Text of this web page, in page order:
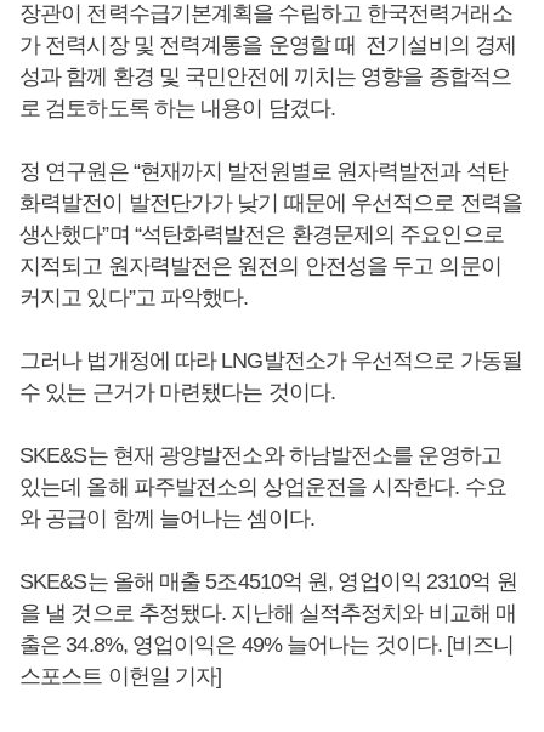
장관이 전력수급기본계획을 수립하고 한국전력거래소
가 전력시장 및 전력계통을 운영할 때 전기설비의 경제
성과 함께 환경 및 국민안전에 끼치는 영향을 종합적으
로 검토하도록 하는 내용이 담겼다.
정 연구원은 “현재까지 발전원별로 원자력발전과 석탄
화력발전이 발전단가가 낮기 때문에 우선적으로 전력을
생산했다”며 “석탄화력발전은 환경문제의 주요인으로
지적되고 원자력발전은 원전의 안전성을 두고 의문이
커지고 있다”고 파악했다.
그러나 법개정에 따라 LNG발전소가 우선적으로 가동될
수 있는 근거가 마련됐다는 것이다.
SKE&S는 현재 광양발전소와 하남발전소를 운영하고
있는데 올해 파주발전소의 상업운전을 시작한다. 수요
와 공급이 함께 늘어나는 셈이다.
SKE&S는 올해 매출 5조4510억 원, 영업이익 2310억 원
을 낼 것으로 추정됐다. 지난해 실적추정치와 비교해 매
출은 34.8%, 영업이익은 49% 늘어나는 것이다. [비즈니
스포스트 이헌일 기자]